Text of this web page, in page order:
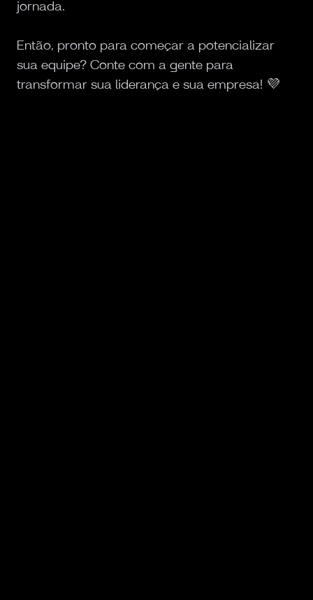
jornada.
Então, pronto para começar a potencializar
sua equipe? Conte com a gente para
transformar sua liderança e sua empresa! 💜